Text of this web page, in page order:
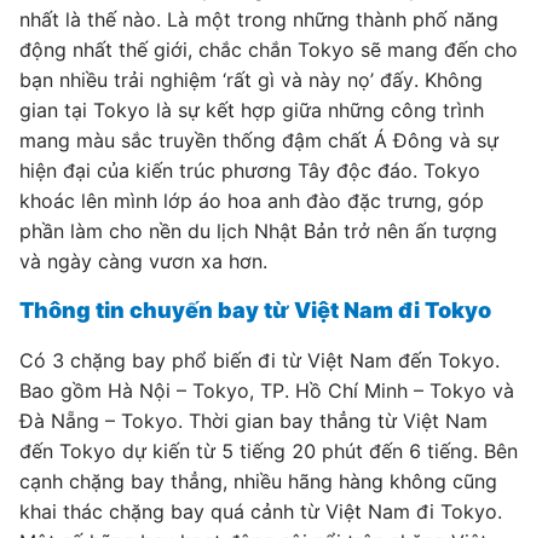
nhất là thế nào. Là một trong những thành phố năng
động nhất thế giới, chắc chắn Tokyo sẽ mang đến cho
bạn nhiều trải nghiệm ‘rất gì và này nọ’ đấy. Không
gian tại Tokyo là sự kết hợp giữa những công trình
mang màu sắc truyền thống đậm chất Á Đông và sự
hiện đại của kiến trúc phương Tây độc đáo. Tokyo
khoác lên mình lớp áo hoa anh đào đặc trưng, góp
phần làm cho nền du lịch Nhật Bản trở nên ấn tượng
và ngày càng vươn xa hơn.
Thông tin chuyến bay từ Việt Nam đi Tokyo
Có 3 chặng bay phổ biến đi từ Việt Nam đến Tokyo.
Bao gồm Hà Nội – Tokyo, TP. Hồ Chí Minh – Tokyo và
Đà Nẵng – Tokyo. Thời gian bay thẳng từ Việt Nam
đến Tokyo dự kiến từ 5 tiếng 20 phút đến 6 tiếng. Bên
cạnh chặng bay thẳng, nhiều hãng hàng không cũng
khai thác chặng bay quá cảnh từ Việt Nam đi Tokyo.